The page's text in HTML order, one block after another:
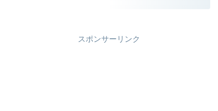
スポンサーリンク